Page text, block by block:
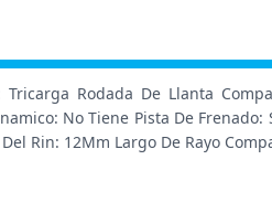
Rodada De Llanta
No Tiene Pista De Frenado:
Rin: 12Mm Largo De Rayo